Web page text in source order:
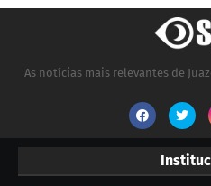
As notícias mais relevantes de